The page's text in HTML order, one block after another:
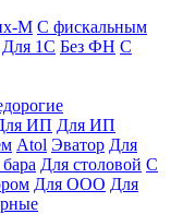
М С фискальным
Для 1С Без ФН С
ИП Для ИП
Atol Эватор Для
Для столовой С
Для ООО Для